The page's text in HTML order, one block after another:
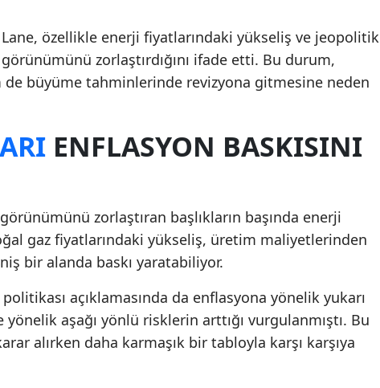
Lane, özellikle enerji fiyatlarındaki yükseliş ve jeopolitik
zorlaştırdığını ifade etti. Bu durum,
de büyüme tahminlerinde revizyona gitmesine neden
ENFLASYON BASKISINI
zorlaştıran başlıkların başında enerji
gaz fiyatlarındaki yükseliş, üretim maliyetlerinden
bir alanda baskı yaratabiliyor.
politikası açıklamasında da enflasyona yönelik yukarı
aşağı yönlü risklerin arttığı vurgulanmıştı. Bu
alırken daha karmaşık bir tabloyla karşı karşıya